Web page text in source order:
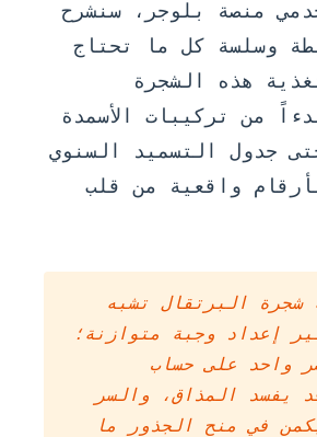
منصة بلوجر، سنشرح
وسلسة كل ما تحتاج
هذه الشجرة
من تركيبات الأسمدة
جدول التسميد السنوي
واقعية من قلب
شجرة البرتقال تشبه
إعداد وجبة متوازنة؛
واحد على حساب
يفسد المذاق، والسر
في منح الجذور ما